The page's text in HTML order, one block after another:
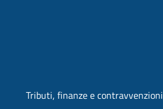
Tributi, finanze e contravvenzioni